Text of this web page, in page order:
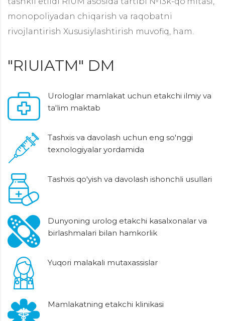
monopoliyadan chiqarish va raqobatni
rivojlantirish Xususiylashtirish muvofiq, ham.
"RIUIATM" DM
Urologlar mamlakat uchun etakchi ilmiy va
ta'lim maktab
Tashxis va davolash uchun eng so'nggi
texnologiyalar yordamida
Tashxis qo'yish va davolash ishonchli usullari
Dunyoning urolog etakchi kasalxonalar va
birlashmalari bilan hamkorlik
Yuqori malakali mutaxassislar
Mamlakatning etakchi klinikasi